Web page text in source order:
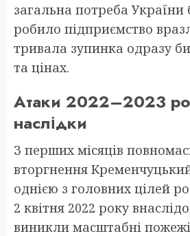
загальна потреба
робило підприємство
тривала зупинка одразу
та цінах.
Атаки 2022–2023
наслідки
З перших місяців
вторгнення
однією з головних цілей
2 квітня 2022 року
виникли масштабні